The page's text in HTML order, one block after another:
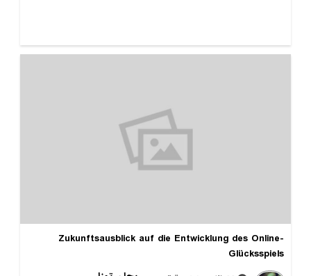
Zukunftsausblick auf die Entwicklung des Online-
Glücksspiels